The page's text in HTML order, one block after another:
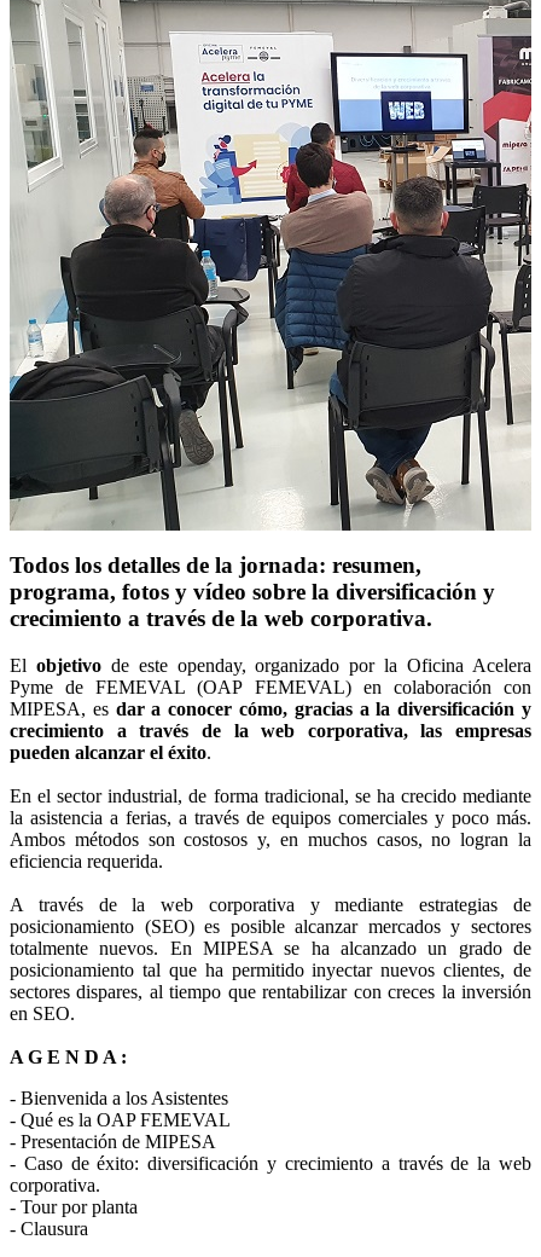
Todos los detalles de la jornada: resumen,
programa, fotos y vídeo sobre la diversificación y
crecimiento a través de la web corporativa.
El objetivode este openday, organizado por la Oficina Acelera
Pyme de FEMEVAL (OAP FEMEVAL) en colaboración con
MIPESA, es dar a conocer cómo, gracias a la diversificación y
crecimiento a través de la web corporativa, las empresas
pueden alcanzar el éxito.
En el sector industrial, de forma tradicional, se ha crecido mediante
la asistencia a ferias, a través de equipos comerciales y poco más.
Ambos métodos son costosos y, en muchos casos, no logran la
eficiencia requerida.
A través de la web corporativa y mediante estrategias de
posicionamiento (SEO) es posible alcanzar mercados y sectores
totalmente nuevos. En MIPESA se ha alcanzado un grado de
posicionamiento tal que ha permitido inyectar nuevos clientes, de
sectores dispares, al tiempo que rentabilizar con creces la inversión
en SEO.
A G E N D A :
- Bienvenida a los Asistentes
- Qué es la OAP FEMEVAL
- Presentación de MIPESA
- Caso de éxito: diversificación y crecimiento a través de la web
corporativa.
- Tour por planta
- Clausura